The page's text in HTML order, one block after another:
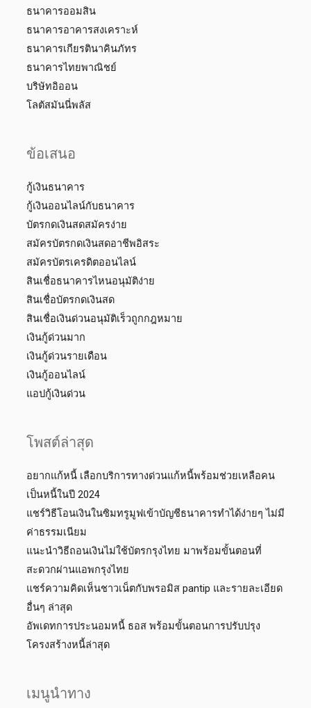
ธนาคารออมสิน
ธนาคารอาคารสงเคราะห์
ธนาคารเกียรตินาคินภัทร
ธนาคารไทยพาณิชย์
บริษัทอิออน
โลตัสมันนี่พลัส
ข้อเสนอ
กู้เงินธนาคาร
กู้เงินออนไลน์กับธนาคาร
บัตรกดเงินสดสมัครง่าย
สมัครบัตรกดเงินสดอาชีพอิสระ
สมัครบัตรเครดิตออนไลน์
สินเชื่อธนาคารไหนอนุมัติง่าย
สินเชื่อบัตรกดเงินสด
สินเชื่อเงินด่วนอนุมัติเร็วถูกกฎหมาย
เงินกู้ด่วนมาก
เงินกู้ด่วนรายเดือน
เงินกู้ออนไลน์
แอปกู้เงินด่วน
โพสต์ล่าสุด
อยากแก้หนี้ เลือกบริการทางด่วนแก้หนี้พร้อมช่วยเหลือคน
เป็นหนี้ในปี 2024
แชร์วิธีโอนเงินในซิมทรูมูฟเข้าบัญชีธนาคารทำได้ง่ายๆ ไม่มี
ค่าธรรมเนียม
แนะนำวิธีถอนเงินไม่ใช้บัตรกรุงไทย มาพร้อมขั้นตอนที่
สะดวกผ่านแอพกรุงไทย
แชร์ความคิดเห็นชาวเน็ตกับพรอมิส pantip และรายละเอียด
อื่นๆ ล่าสุด
อัพเดทการประนอมหนี้ ธอส พร้อมขั้นตอนการปรับปรุง
โครงสร้างหนี้ล่าสุด
เมนูนำทาง